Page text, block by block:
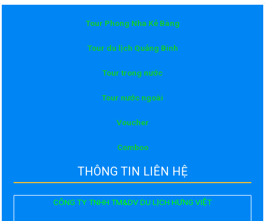
Tour Phong Nha Kẻ Bàng
Tour du lịch Quảng Bình
Tour trong nước
Tour nước ngoài
Voucher
Comboo
THÔNG TIN LIÊN HỆ
CÔNG TY TNHH TM&DV DU LỊCH HƯNG VIỆT